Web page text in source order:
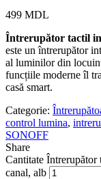
499 MDL
Întrerupător tactil
este un întrerupător
al luminilor din
funcțiile moderne îl
casă smart.
Categorie:
control lumina,
SONOFF
Share
Cantitate
canal, alb